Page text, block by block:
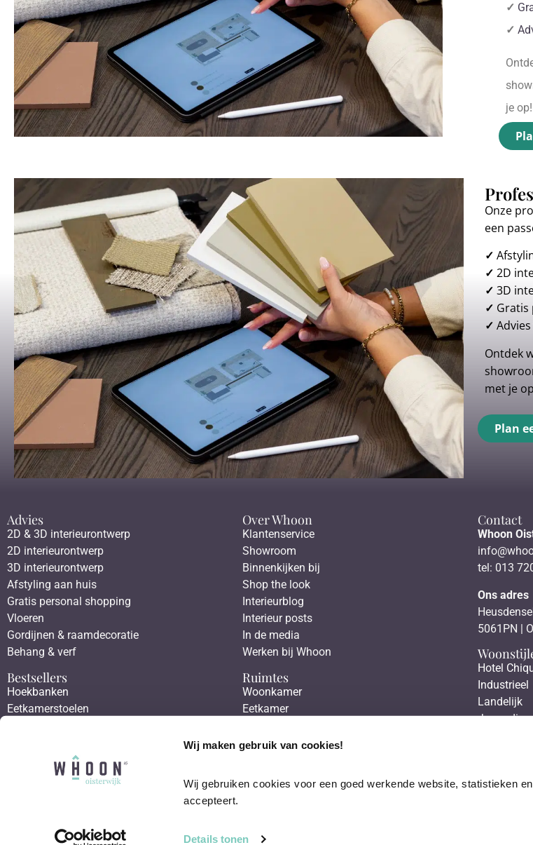
Wij maken gebruik van cookies!
Wij gebruiken cookies voor een goed werkende website, statistieken
accepteert.
Details tonen
✓
✓
je op!
Onze
een
✓
✓ 2D
✓ 3D
✓ Gratis
✓
Ontdek
met je
Plan
Advies
2D & 3D interieurontwerp
2D interieurontwerp
3D interieurontwerp
Afstyling aan huis
Gratis personal shopping
Vloeren
Gordijnen & raamdecoratie
Behang & verf
Bestsellers
Hoekbanken
Eetkamerstoelen
Over Whoon
Klantenservice
Showroom
Binnenkijken bij
Shop the look
Interieurblog
Interieur posts
In de media
Werken bij Whoon
Ruimtes
Woonkamer
Eetkamer
Werkkamer
Contact
Whoon
tel: 013
Ons adres
5061PN |
Hotel
Industrieel
Landelijk
Japandi